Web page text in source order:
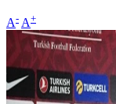
A- A+